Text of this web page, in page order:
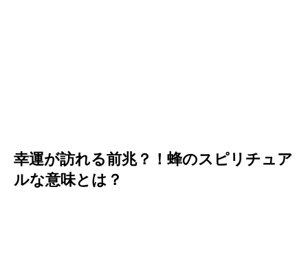
幸運が訪れる前兆？！蜂のスピリチュア
ルな意味とは？